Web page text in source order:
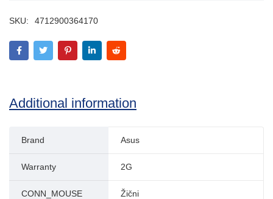
SKU: 4712900364170
Additional information
Brand Asus
Warranty 2G
CONN_MOUSE Žični